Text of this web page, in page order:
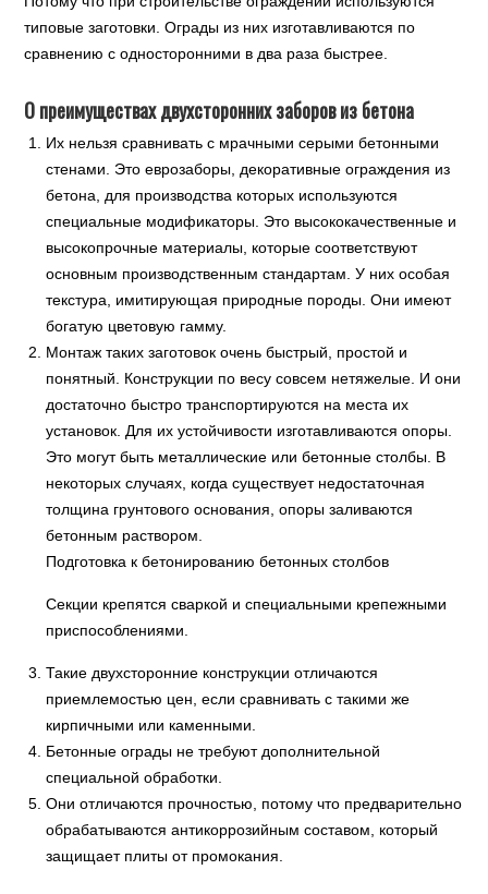
типовые заготовки. Ограды из них изготавливаются по
сравнению с односторонними в два раза быстрее.
О преимуществах двухсторонних заборов из бетона
Их нельзя сравнивать с мрачными серыми бетонными
стенами. Это еврозаборы, декоративные ограждения из
бетона, для производства которых используются
специальные модификаторы. Это высококачественные и
высокопрочные материалы, которые соответствуют
основным производственным стандартам. У них особая
текстура, имитирующая природные породы. Они имеют
богатую цветовую гамму.
Монтаж таких заготовок очень быстрый, простой и
понятный. Конструкции по весу совсем нетяжелые. И они
достаточно быстро транспортируются на места их
установок. Для их устойчивости изготавливаются опоры.
Это могут быть металлические или бетонные столбы. В
некоторых случаях, когда существует недостаточная
толщина грунтового основания, опоры заливаются
бетонным раствором.
Подготовка к бетонированию бетонных столбов
Секции крепятся сваркой и специальными крепежными
приспособлениями.
Такие двухсторонние конструкции отличаются
приемлемостью цен, если сравнивать с такими же
кирпичными или каменными.
Бетонные ограды не требуют дополнительной
специальной обработки.
Они отличаются прочностью, потому что предварительно
обрабатываются антикоррозийным составом, который
защищает плиты от промокания.